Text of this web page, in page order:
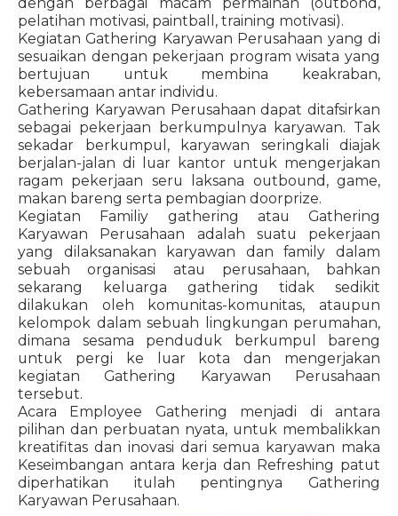
pelatihan motivasi, paintball, training motivasi).
Kegiatan Gathering Karyawan Perusahaan yang di
sesuaikan dengan pekerjaan program wisata yang
bertujuan untuk membina keakraban,
kebersamaan antar individu.
Gathering Karyawan Perusahaan dapat ditafsirkan
sebagai pekerjaan berkumpulnya karyawan. Tak
sekadar berkumpul, karyawan seringkali diajak
berjalan-jalan di luar kantor untuk mengerjakan
ragam pekerjaan seru laksana outbound, game,
makan bareng serta pembagian doorprize.
Kegiatan Familiy gathering atau Gathering
Karyawan Perusahaan adalah suatu pekerjaan
yang dilaksanakan karyawan dan family dalam
sebuah organisasi atau perusahaan, bahkan
sekarang keluarga gathering tidak sedikit
dilakukan oleh komunitas-komunitas, ataupun
kelompok dalam sebuah lingkungan perumahan,
dimana sesama penduduk berkumpul bareng
untuk pergi ke luar kota dan mengerjakan
kegiatan Gathering Karyawan Perusahaan
tersebut.
Acara Employee Gathering menjadi di antara
pilihan dan perbuatan nyata, untuk membalikkan
kreatifitas dan inovasi dari semua karyawan maka
Keseimbangan antara kerja dan Refreshing patut
diperhatikan itulah pentingnya Gathering
Karyawan Perusahaan.